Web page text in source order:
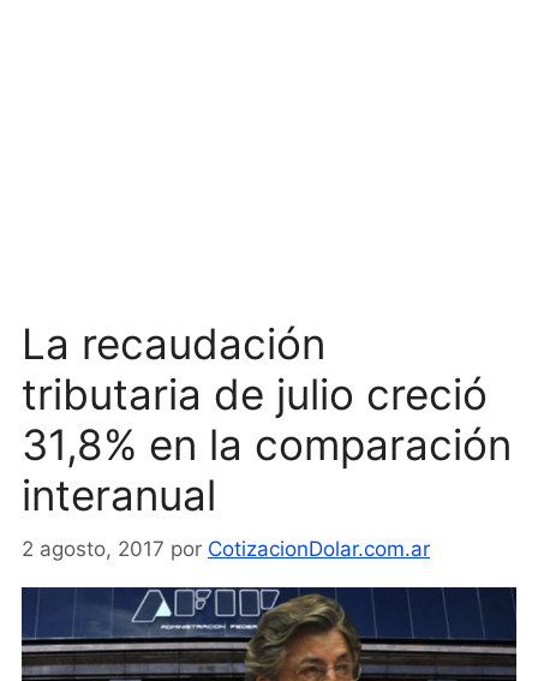
La recaudación
tributaria de julio creció
31,8% en la comparación
interanual
2 agosto, 2017 por CotizacionDolar.com.ar